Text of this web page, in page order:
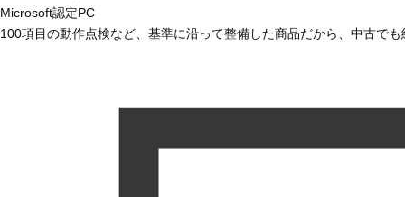
Microsoft認定PC
100項目の動作点検など、基準に沿って整備した商品だから、中古で